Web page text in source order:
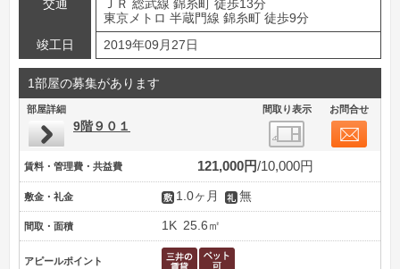
交通
ＪＲ 総武線 錦糸町 徒歩13分
東京メトロ 半蔵門線 錦糸町 徒歩9分
竣工日
2019年09月27日
1部屋の募集があります
部屋詳細 間取り表示 お問合せ
9階９０１
賃料・管理費・共益費 121,000円 10,000円
敷金・礼金 1.0ヶ月 無
間取・面積 1K 25.6㎡
アピールポイント